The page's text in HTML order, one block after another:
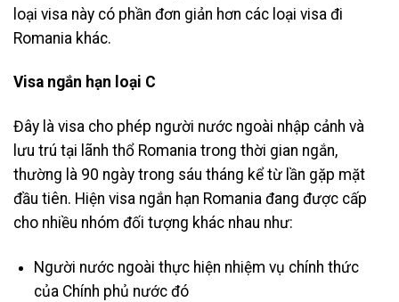
loại visa này có phần đơn giản hơn các loại visa đi
Romania khác.
Visa ngắn hạn loại C
Đây là visa cho phép người nước ngoài nhập cảnh và
lưu trú tại lãnh thổ Romania trong thời gian ngắn,
thường là 90 ngày trong sáu tháng kể từ lần gặp mặt
đầu tiên. Hiện visa ngắn hạn Romania đang được cấp
cho nhiều nhóm đối tượng khác nhau như:
Người nước ngoài thực hiện nhiệm vụ chính thức
của Chính phủ nước đó